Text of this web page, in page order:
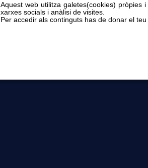
Aquest web utilitza galetes(cookies) pròpies
xarxes socials i anàlisi de visites.
Per accedir als continguts has de donar el